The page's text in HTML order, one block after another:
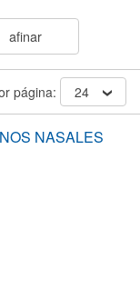
afinar
página: 24
NASALES